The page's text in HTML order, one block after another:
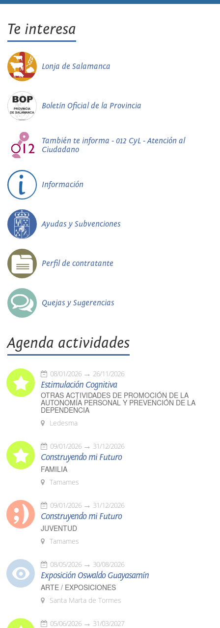
Te interesa
Lonja de Salamanca
Boletín Oficial de la Provincia
También te informa - 012 CyL - Atención al
Ciudadano
Información
Ayudas y Subvenciones
Perfil de contratante
Quejas y Sugerencias
Agenda actividades
08/01/2026 26/11/2026
Estimulación Cognitiva
OTRAS ACTIVIDADES DE PROMOCIÓN DE LA
AUTONOMÍA PERSONAL Y PREVENCIÓN DE LA
DEPENDENCIA
Ledesma
09/01/2026 31/12/2026
Construyendo mi Futuro
FAMILIA
Tamames
09/01/2026 31/12/2026
Construyendo mi Futuro
JUVENTUD
Tamames
08/05/2026 30/08/2026
Exposición Oswaldo Guayasamín
ARTE / EXPOSICIONES
Santa Marta de Tormes
05/06/2026 31/03/2027